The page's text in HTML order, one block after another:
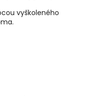
vyškoleného